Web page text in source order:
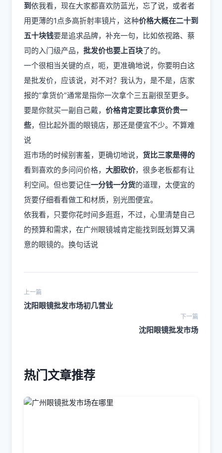
到依我看，现在大家都喜欢防蓝光，忘了说，或者者
用更薄的1点多高折射率镜片，这种价格大概在二十到
五十块钱要是追求品牌，补充一句，比如依视路、蔡
司的入门级产品， 批发价也要上百块了的。
一个很相当关键的点，呃，更准确地说，你要明白这
是批发价，应该说，对不对？我认为，是不是，店家
报的“拿货价”通常是指你一次拿个三五副很至更多。
要是你就买一副自己戴， 价格肯定要比拿货价贵一
些，但比起外面的眼镜店，那还是便宜不少。不算难
说
逛市场的时候别害羞，更确切地说， 货比三家是得的
看到喜欢的多问问价格， 大胆砍价，很多老板都有让
利空间。但也要记住一分钱一分货的道理，太便宜的
货要仔细看看做工和材质，别光图便宜。
依我看，只要你花时间多逛逛，不过，心里清楚自己
的预算和需求，在广州眼镜城肯定能找到既划算又满
意的眼镜的。换句话说
上一篇
沈阳眼镜批发市场初几营业
下一篇
沈阳眼镜批发市场
热门文章推荐